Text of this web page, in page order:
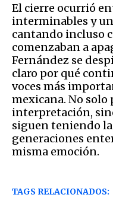
El cierre ocurrió
interminables y
cantando incluso
comenzaban a
Fernández se
claro por qué
voces más
mexicana. No solo
interpretación,
siguen teniendo
generaciones
misma emoción.
TAGS RELACIONADOS: